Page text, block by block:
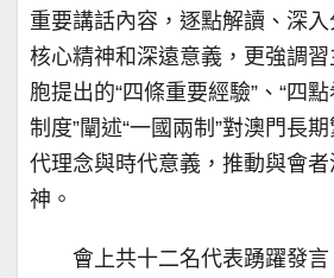
重要講話內容，逐點解讀、深
核心精神和深遠意義，更強調
胞提出的“四條重要經驗”、“四
制度”闡述“一國兩制”對澳門長
代理念與時代意義，推動與會
神。
會上共十二名代表踴躍發